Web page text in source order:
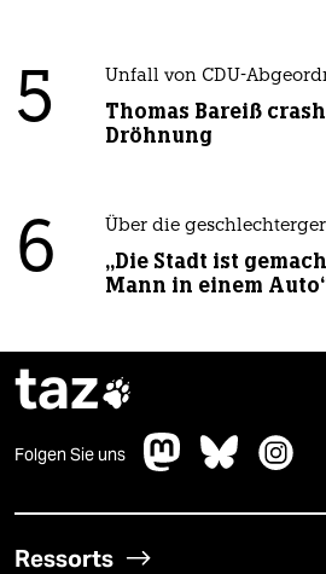
5 Unfall von CDU-
Thomas Bareiß
Dröhnung
6 Über die
„Die Stadt ist
Mann in einem
taz
Folgen Sie uns
Ressorts